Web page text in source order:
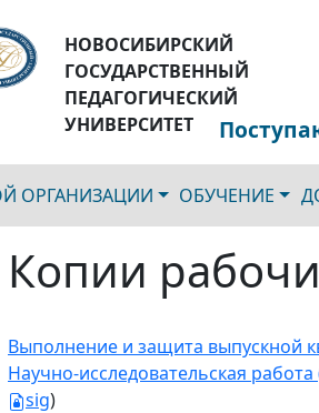
НОВОСИБИРСКИЙ
ГОСУДАРСТВЕННЫЙ
ПЕДАГОГИЧЕСКИЙ
УНИВЕРСИТЕТ
ОРГАНИЗАЦИИ ОБУЧЕНИЕ
Копии
Выполнение и защита выпускной
Научно-исследовательская
sig)